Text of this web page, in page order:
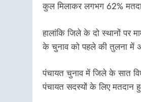
कुल मिलाकर लगभग 62%
हालांकि जिले के दो स्थानों पर
के चुनाव को पहले की तुलना में
पंचायत चुनाव में जिले के सात
पंचायत सदस्यों के लिए मतदान